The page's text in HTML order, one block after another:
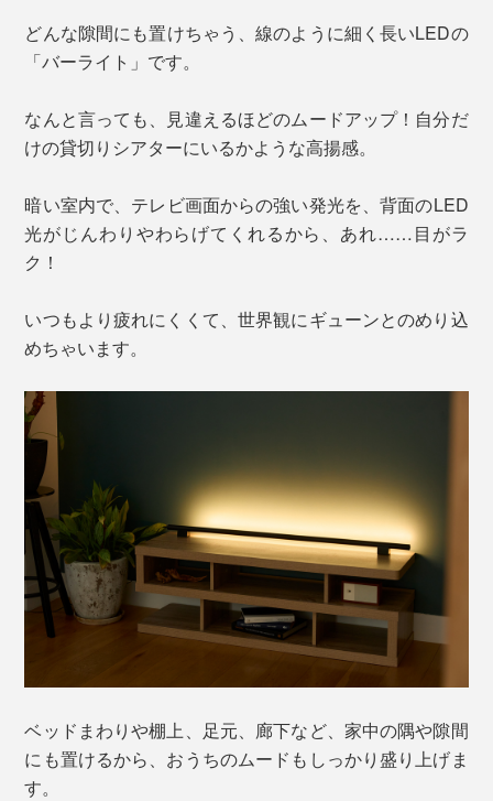
どんな隙間にも置けちゃう、線のように細く長いLEDの
「バーライト」です。
なんと言っても、見違えるほどのムードアップ！自分だ
けの貸切りシアターにいるかような高揚感。
暗い室内で、テレビ画面からの強い発光を、背面のLED
光がじんわりやわらげてくれるから、あれ……目がラ
ク！
いつもより疲れにくくて、世界観にギューンとのめり込
めちゃいます。
ベッドまわりや棚上、足元、廊下など、家中の隅や隙間
にも置けるから、おうちのムードもしっかり盛り上げま
す。